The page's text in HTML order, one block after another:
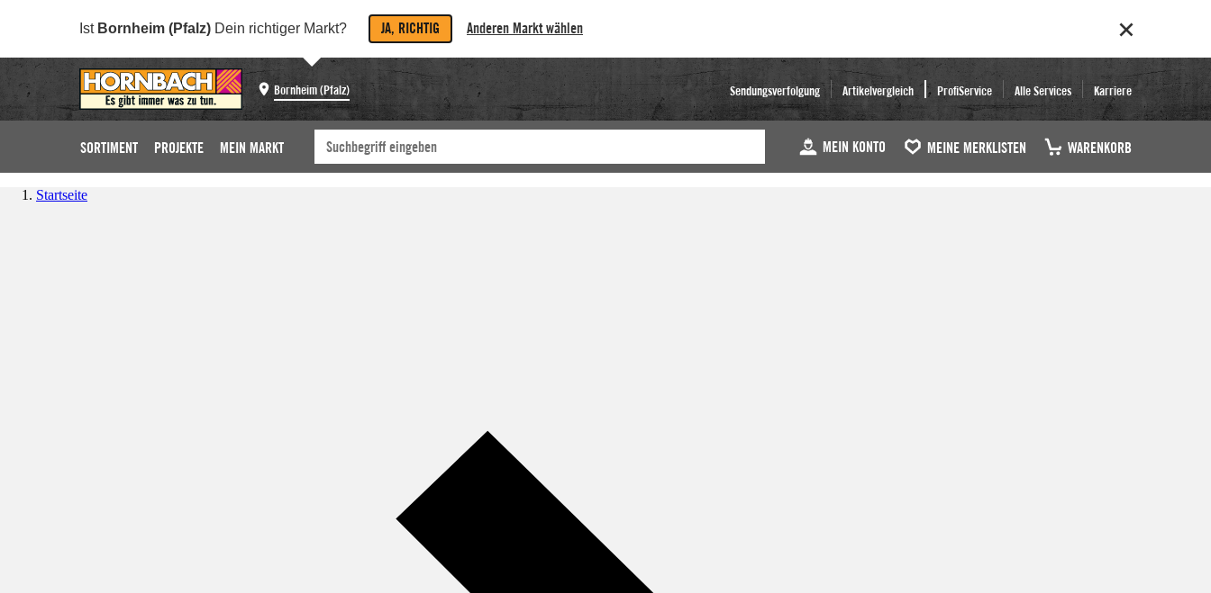
Ist Bornheim (Pfalz) Dein richtiger Markt? JA, RICHTIG Anderen Markt wählen
Bornheim (Pfalz) Sendungsverfolgung Artikelvergleich ProfiService Alle Services Karriere
SORTIMENT PROJEKTE MEIN MARKT MEIN KONTO MEINE MERKLISTEN WARENKORB
Startseite